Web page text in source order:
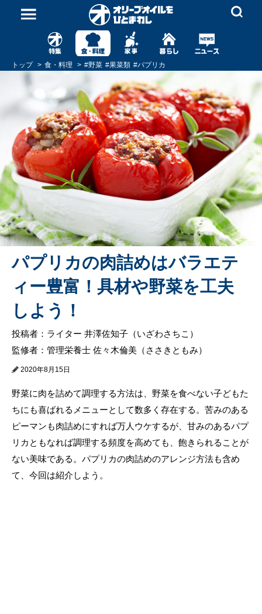
トップ 食・料理 #野菜 #果菜類 #パプリカ
パプリカの肉詰めはバラエテ
ィー豊富！具材や野菜を工夫
しよう！
投稿者：ライター 井澤佐知子（いざわさちこ）
監修者：管理栄養士 佐々木倫美（ささきともみ）
2020年8月15日
野菜に肉を詰めて調理する方法は、野菜を食べない子どもた
ちにも喜ばれるメニューとして数多く存在する。苦みのある
ピーマンも肉詰めにすれば万人ウケするが、甘みのあるパプ
リカともなれば調理する頻度を高めても、飽きられることが
ない美味である。パプリカの肉詰めのアレンジ方法も含め
て、今回は紹介しよう。